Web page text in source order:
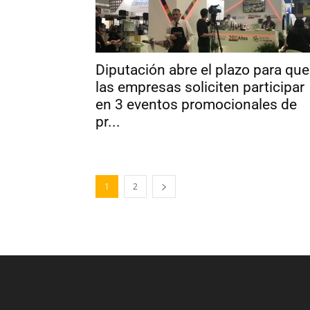
Diputación abre el plazo para que
las empresas soliciten participar
en 3 eventos promocionales de
pr...
1 2